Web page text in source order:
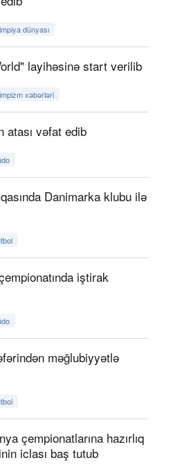
dünyası
layihəsinə start verilib
xəbərləri
atası vəfat edib
Danimarka klubu ilə
iştirak
məğlubiyyətlə
çempionatlarına hazırlıq
iclası baş tutub